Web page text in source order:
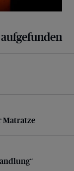
Matratze